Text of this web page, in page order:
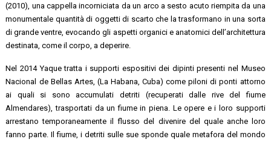
(2010), una cappella incorniciata da un arco a sesto acuto riempita da una
monumentale quantità di oggetti di scarto che la trasformano in una sorta
di grande ventre, evocando gli aspetti organici e anatomici dell’architettura
destinata, come il corpo, a deperire.
Nel 2014 Yaque tratta i supporti espositivi dei dipinti presenti nel Museo
Nacional de Bellas Artes, (La Habana, Cuba) come piloni di ponti attorno
ai quali si sono accumulati detriti (recuperati dalle rive del fiume
Almendares), trasportati da un fiume in piena. Le opere e i loro supporti
arrestano temporaneamente il flusso del divenire del quale anche loro
fanno parte. Il fiume, i detriti sulle sue sponde quale metafora del mondo